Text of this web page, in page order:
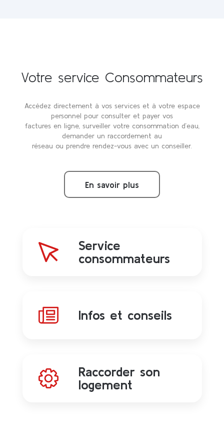
Votre service Consommateurs
Accédez directement à vos services et à votre espace
personnel pour consulter et payer vos
factures en ligne, surveiller votre consommation d’eau,
demander un raccordement au
réseau ou prendre rendez-vous avec un conseiller.
En savoir plus
Service
consommateurs
Infos et conseils
Raccorder son
logement